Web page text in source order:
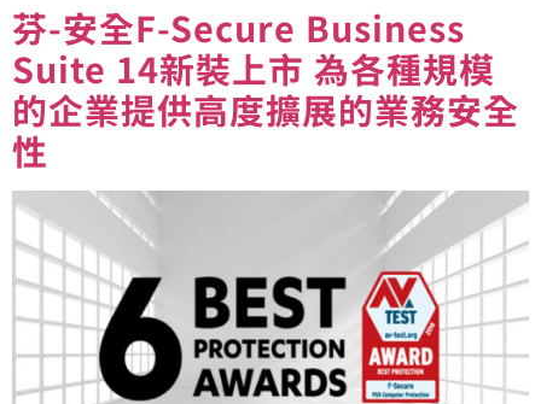
芬-安全F-Secure Business
Suite 14新裝上市 為各種規模
的企業提供高度擴展的業務安全
性